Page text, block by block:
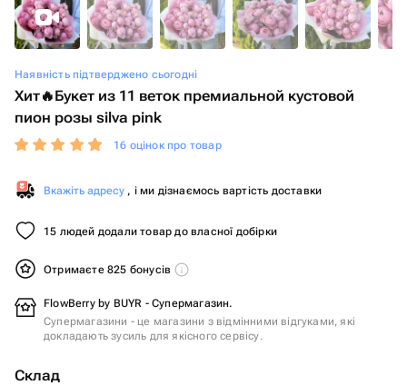
Наявність підтверджено сьогодні
Хит🔥Букет из 11 веток премиальной кустовой
пион розы silva pink
16 оцінок про товар
Вкажіть адресу , і ми дізнаємось вартість доставки
15 людей додали товар до власної добірки
Отримаєте 825 бонусів
FlowBerry by BUYR - Супермагазин.
Супермагазини - це магазини з відмінними відгуками, які
докладають зусиль для якісного сервісу.
Склад